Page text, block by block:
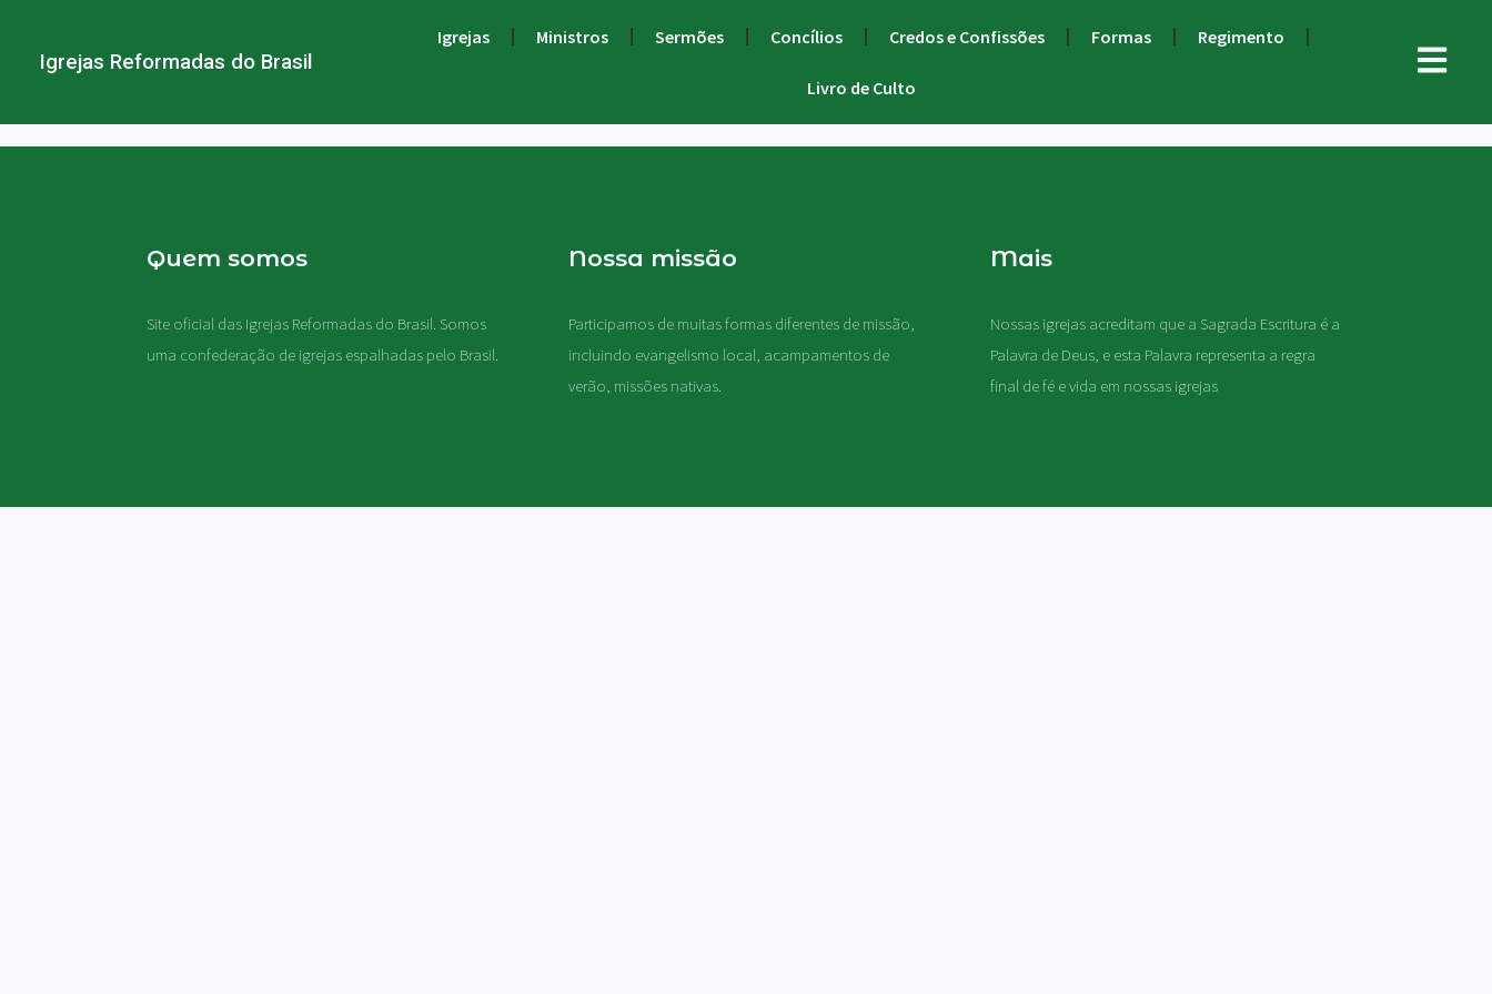
Igrejas Reformadas do Brasil
Igrejas Ministros Sermões Concílios Credos e Confissões Formas Regimento
Livro de Culto
Quem somos
Site oficial das Igrejas Reformadas do Brasil. Somos
uma confederação de igrejas espalhadas pelo Brasil.
Nossa missão
Participamos de muitas formas diferentes de missão,
incluindo evangelismo local, acampamentos de
verão, missões nativas.
Mais
Nossas igrejas acreditam que a Sagrada Escritura é a
Palavra de Deus, e esta Palavra representa a regra
final de fé e vida em nossas igrejas